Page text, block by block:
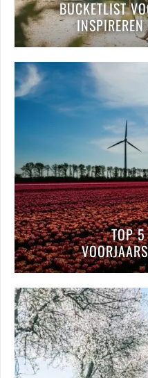
BUCKETLIST
TOP 5